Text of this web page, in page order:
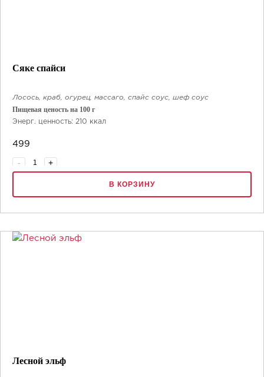
Сяке спайси
Лосось, краб, огурец, массаго, спайс соус, шеф соус
Пищевая ценость на 100 г
Энерг. ценность: 210 ккал
Жиры: 8 г
Углеводы: 27 г
499
- +
В КОРЗИНУ
Лесной эльф